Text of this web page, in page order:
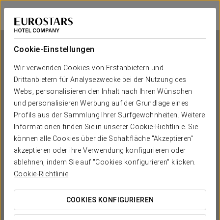
Cookie-Einstellungen
Wir verwenden Cookies von Erstanbietern und
Drittanbietern für Analysezwecke bei der Nutzung des
Webs, personalisieren den Inhalt nach Ihren Wünschen
und personalisieren Werbung auf der Grundlage eines
Profils aus der Sammlung Ihrer Surfgewohnheiten. Weitere
Informationen finden Sie in unserer Cookie-Richtlinie. Sie
können alle Cookies über die Schaltfläche "Akzeptieren"
akzeptieren oder ihre Verwendung konfigurieren oder
ablehnen, indem Sie auf "Cookies konfigurieren" klicken.
Cookie-Richtlinie
COOKIES KONFIGURIEREN
Ikonik Plaza Mercado
SALAMANCA
Ikonik Plaza Mercado
SALAMANCA
WANN MÖCHTEN SIE REISEN?
 